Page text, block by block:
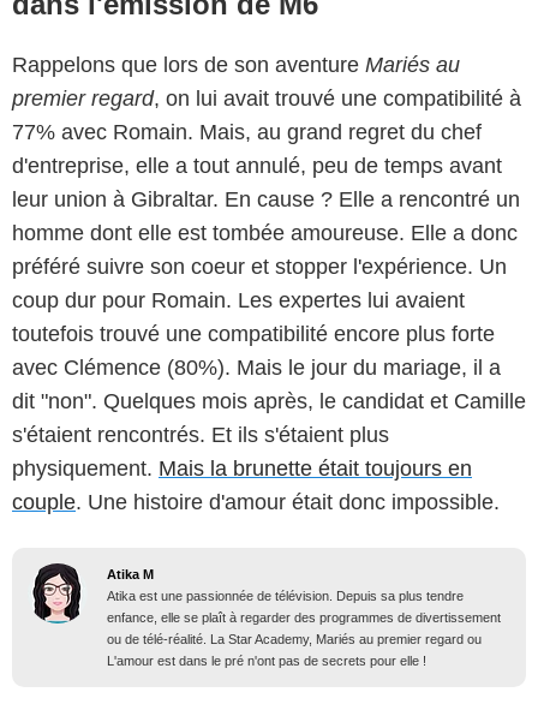
Rappelons que lors de son aventure Mariés au
premier regard, on lui avait trouvé une compatibilité à
77% avec Romain. Mais, au grand regret du chef
d'entreprise, elle a tout annulé, peu de temps avant
leur union à Gibraltar. En cause ? Elle a rencontré un
homme dont elle est tombée amoureuse. Elle a donc
préféré suivre son coeur et stopper l'expérience. Un
coup dur pour Romain. Les expertes lui avaient
toutefois trouvé une compatibilité encore plus forte
avec Clémence (80%). Mais le jour du mariage, il a
dit "non". Quelques mois après, le candidat et Camille
s'étaient rencontrés. Et ils s'étaient plus
physiquement. Mais la brunette était toujours en
couple. Une histoire d'amour était donc impossible.
Atika M
Atika est une passionnée de télévision. Depuis sa plus tendre
enfance, elle se plaît à regarder des programmes de divertissement
ou de télé-réalité. La Star Academy, Mariés au premier regard ou
L'amour est dans le pré n'ont pas de secrets pour elle !